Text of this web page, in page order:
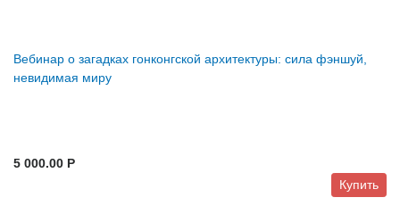
Вебинар о загадках гонконгской архитектуры: сила фэншуй,
невидимая миру
5 000.00 P
Купить